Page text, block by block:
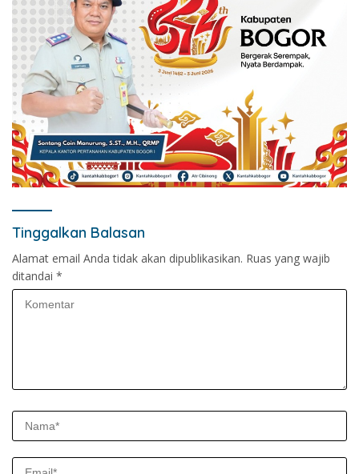
Tinggalkan Balasan
Alamat email Anda tidak akan dipublikasikan. Ruas yang wajib
ditandai *